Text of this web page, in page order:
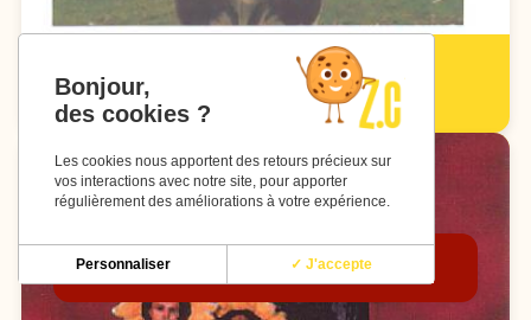
Atelier Zanni Junior de Sylvie Enaud
Spectacle de 2003
Bonjour,
des cookies ?
Les cookies nous apportent des retours précieux sur
vos interactions avec notre site, pour apporter
régulièrement des améliorations à votre expérience.
✓ J'accepte
Personnaliser